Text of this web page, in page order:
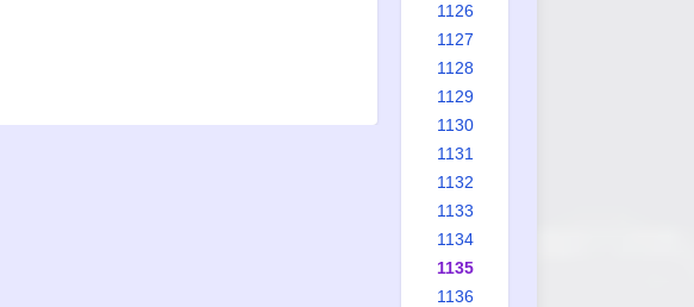
1126
1127
1128
1129
1130
1131
1132
1133
1134
1135
1136